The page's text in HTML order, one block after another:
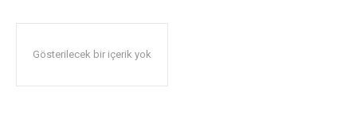
Gösterilecek bir içerik yok